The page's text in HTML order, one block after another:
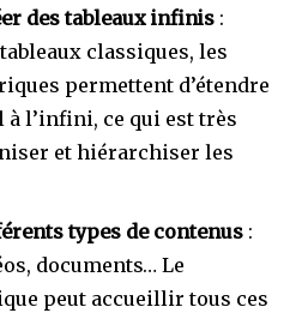
des tableaux infinis :
classiques, les
permettent d’étendre
à l’infini, ce qui est très
et hiérarchiser les
types de contenus :
documents… Le
peut accueillir tous ces